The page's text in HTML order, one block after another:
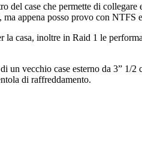
del case che permette di
appena posso provo con NTFS
casa, inoltre in Raid 1 le
vecchio case esterno da 3” 1/
di raffreddamento.